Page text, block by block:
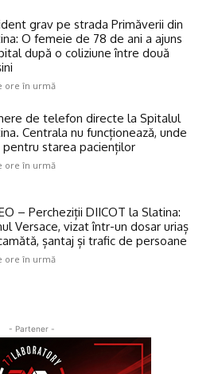
grav pe strada Primăverii din
O femeie de 78 de ani a ajuns
după o coliziune între două
ore în urmă
de telefon directe la Spitalul
Centrala nu funcționează, unde
pentru starea pacienților
ore în urmă
– Percheziții DIICOT la Slatina:
Versace, vizat într-un dosar uriaș
șantaj și trafic de persoane
ore în urmă
- Partener -